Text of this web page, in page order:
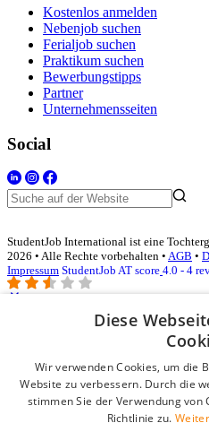
Kostenlos anmelden
Nebenjob suchen
Ferialjob suchen
Praktikum suchen
Bewerbungstipps
Partner
Unternehmensseiten
Social
StudentJob International ist eine
2026 • Alle Rechte vorbehalten • AGB •
Impressum StudentJob AT score 4.0 - 4
Login für Unternehmen
E-Mail*
Passwort
Diese
Wir verwenden Cookies, um die
Website zu verbessern. Durch die
stimmen Sie der Verwendung von
Richtlinie zu.